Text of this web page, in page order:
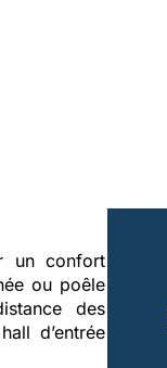
un confort
ou poêle
des
d’entrée